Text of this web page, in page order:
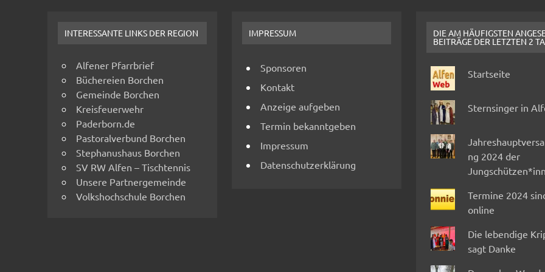
INTERESSANTE LINKS DER REGION
Alfener Pfarrbrief
Büchereien Borchen
Gemeinde Borchen
Kreisfeuerwehr
Paderborn.de
Pastoralverbund Borchen
Stephanushaus Borchen
SV RW Alfen – Tischtennis
Unsere Partnergemeinde
Volkshochschule Borchen
IMPRESSUM
Sponsoren
Kontakt
Anzeige aufgeben
Termin bekanntgeben
Impressum
Datenschutzerklärung
DIE AM HÄUFIGSTEN
BEITRÄGE DER LETZTEN 2
Startseite
Sternsinger in
ng 2024 der
Termine 2024
online
Die lebendige
sagt Danke